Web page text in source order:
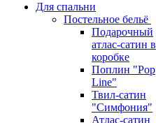
Для спальни
Постельное бельё
Подарочный
атлас-сатин в
коробке
Поплин "Pop
Line"
Твил-сатин
"Симфония"
Атлас-сатин